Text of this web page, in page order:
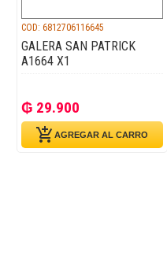
COD: 6812706116645
GALERA SAN PATRICK
A1664 X1
₲ 29.900
add_shopping_cartAGREGAR AL CARRO